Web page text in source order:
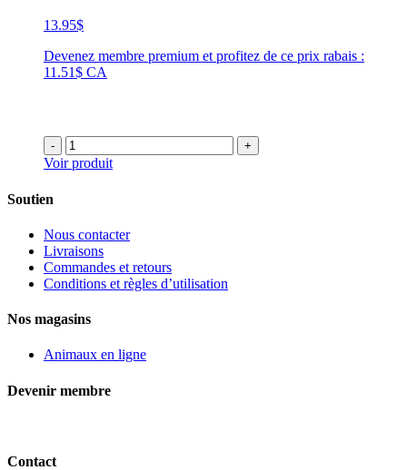
13.95$
Devenez membre premium et profitez de ce prix rabais :
11.51$ CA
- +
Voir produit
Soutien
Nous contacter
Livraisons
Commandes et retours
Conditions et règles d’utilisation
Nos magasins
Animaux en ligne
Devenir membre
Contact